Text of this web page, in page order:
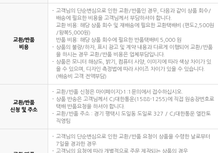
교환/반품
비용
고객님의 단순변심으로 인한 교환/반품인 경우, 다음과 같이 상품 회수/
배송에 필요한 비용을 고객님께서 부담하셔야 합니다.
교환 비용: 해당 상품 회수 및 재배송에 필요한 교환택배비 (편도2,500원
/왕복5,000원)
반품 비용: 해당 상품 회수에 필요한 반품택배비 5,000 원
상품의 불량/하자, 표시 광고 및 계약 내용과 다르게 이행되어 교환/반품
을 하시는 경우 교환/반품 비용은 업체부담입니다.
상품은 모니터 해상도, 밝기, 컴퓨터 사양, 이미지에 따라 색상 차이가 있
을 수 있으며, 디자인 측정법에 따라 사이즈 차이가 있을 수 있습니다.
(배송비 고객 전액부담)
교환/반품
신청 및 주소
교환/반품 신청은 마이페이지>1:1문의에서 접수하십시오.
상품 반송은 고객님께서 CJ대한통운(1588-1255)에 직접 원송장번호로
택배 반품요청을 하셔야 합니다.
교환/반품 주소 : 경기 평택시 도일동 도일로 327 / CJ대한통운 엘칸토
직영팀
고객님의 단순변심으로 인한 교환/반품 요청이 상품을 수령한 날로부터
7일을 경과한 경우
고객님의 요청에 따라 개별적으로 주문 제작되는 상품의 경우